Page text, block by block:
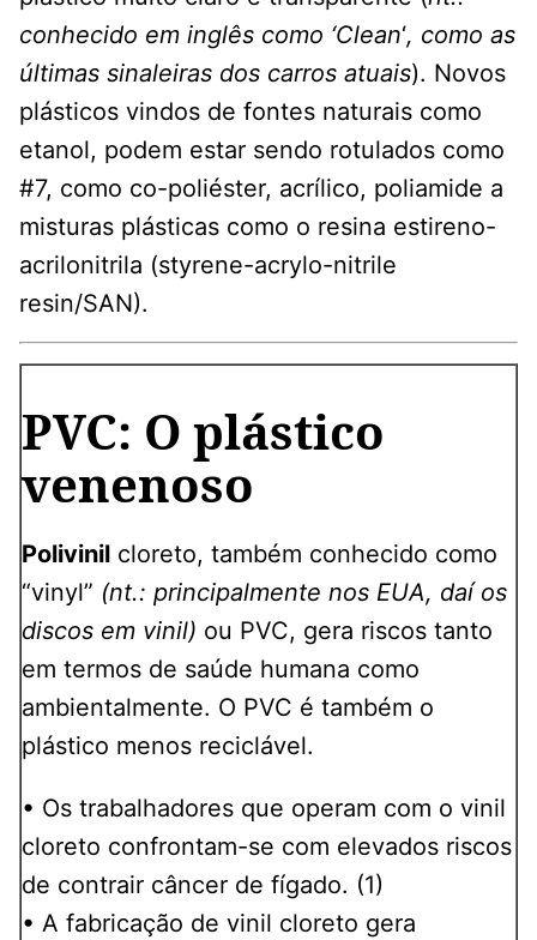
conhecido em inglês como ‘Clean‘, como as
últimas sinaleiras dos carros atuais). Novos
plásticos vindos de fontes naturais como
etanol, podem estar sendo rotulados como
#7, como co-poliéster, acrílico, poliamide a
misturas plásticas como o resina estireno-
acrilonitrila (styrene-acrylo-nitrile
resin/SAN).
PVC: O plástico
venenoso
Polivinil cloreto, também conhecido como
“vinyl” (nt.: principalmente nos EUA, daí os
discos em vinil) ou PVC, gera riscos tanto
em termos de saúde humana como
ambientalmente. O PVC é também o
plástico menos reciclável.
• Os trabalhadores que operam com o vinil
cloreto confrontam-se com elevados riscos
de contrair câncer de fígado. (1)
• A fabricação de vinil cloreto gera